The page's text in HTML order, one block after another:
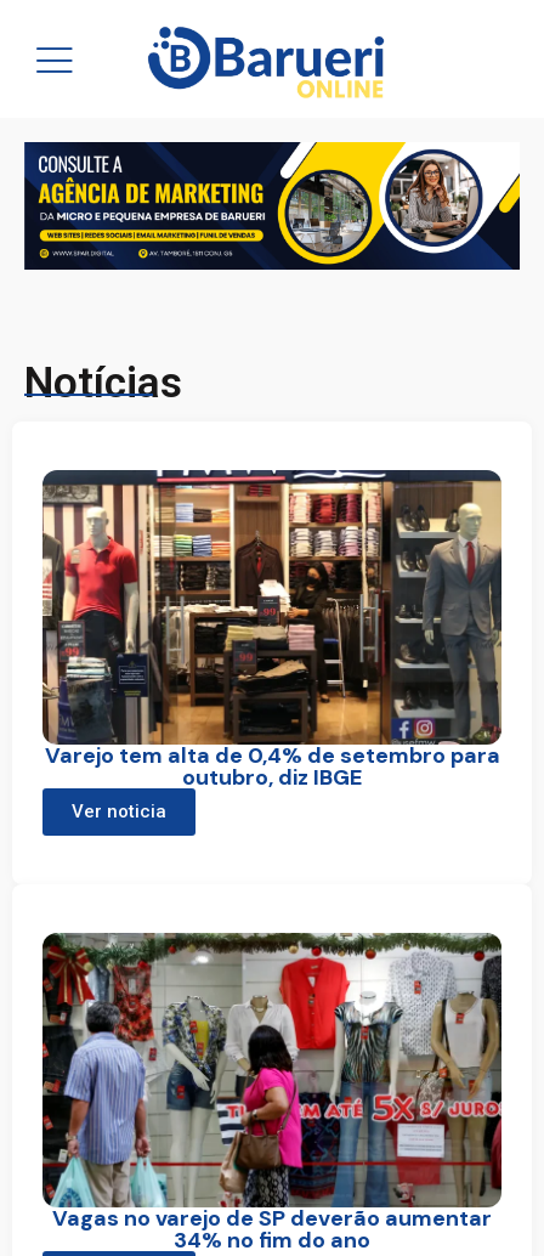
Notícias
Varejo tem alta de 0,4% de setembro para
outubro, diz IBGE
Ver noticia
Vagas no varejo de SP deverão aumentar
34% no fim do ano